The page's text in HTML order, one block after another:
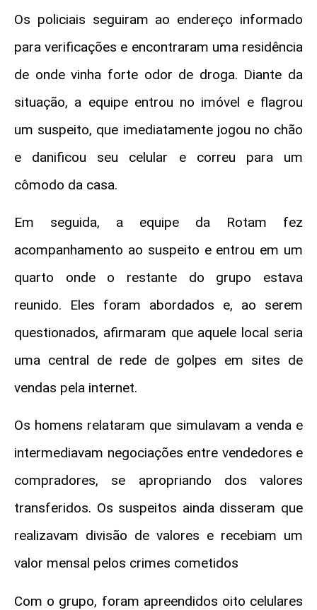
Os policiais seguiram ao endereço informado
para verificações e encontraram uma residência
de onde vinha forte odor de droga. Diante da
situação, a equipe entrou no imóvel e flagrou
um suspeito, que imediatamente jogou no chão
e danificou seu celular e correu para um
cômodo da casa.
Em seguida, a equipe da Rotam fez
acompanhamento ao suspeito e entrou em um
quarto onde o restante do grupo estava
reunido. Eles foram abordados e, ao serem
questionados, afirmaram que aquele local seria
uma central de rede de golpes em sites de
vendas pela internet.
Os homens relataram que simulavam a venda e
intermediavam negociações entre vendedores e
compradores, se apropriando dos valores
transferidos. Os suspeitos ainda disseram que
realizavam divisão de valores e recebiam um
valor mensal pelos crimes cometidos
Com o grupo, foram apreendidos oito celulares